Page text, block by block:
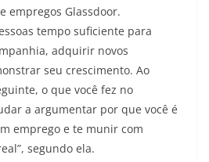
empregos Glassdoor.
tempo suficiente para
adquirir novos
seu crescimento. Ao
o que você fez no
a argumentar por que você é
emprego e te munir com
segundo ela.